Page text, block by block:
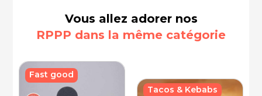
Vous allez adorer nos
RPPP dans la même catégorie
Fast good
Tacos & Kebabs